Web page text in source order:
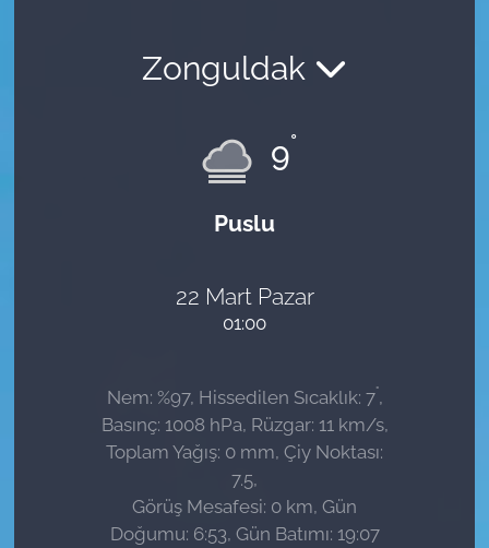
Zonguldak
9°
Puslu
22 Mart Pazar
01:00
Nem: %97, Hissedilen Sıcaklık: 7°,
Basınç: 1008 hPa, Rüzgar: 11 km/s,
Toplam Yağış: 0 mm, Çiy Noktası:
7.5,
Görüş Mesafesi: 0 km, Gün
Doğumu: 6:53, Gün Batımı: 19:07